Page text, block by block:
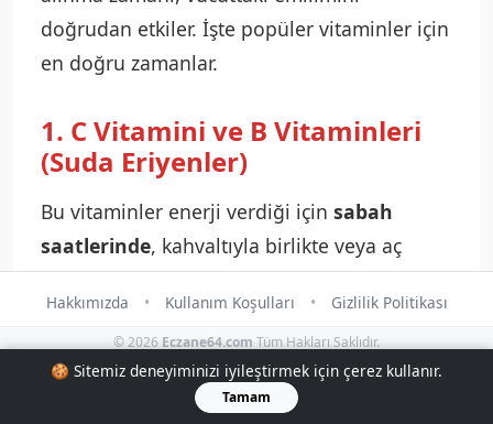
doğrudan etkiler. İşte popüler vitaminler için
en doğru zamanlar.
1. C Vitamini ve B Vitaminleri
(Suda Eriyenler)
Bu vitaminler enerji verdiği için sabah
saatlerinde, kahvaltıyla birlikte veya aç
karnına alınması önerilir. Gece geç saatte
alınması, bazı kişilerde uykusuzluğa neden
olabilir.
2. D Vitamini, A, E ve K
Hakkımızda • Kullanım Koşulları • Gizlilik Politikası
© 2026 Eczane64.com Tüm Hakları Saklıdır.
🍪 Sitemiz deneyiminizi iyileştirmek için çerez kullanır.
Tamam